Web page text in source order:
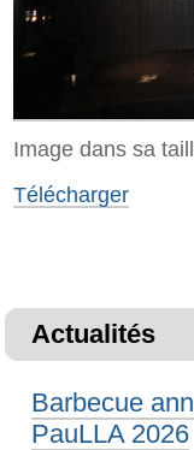
Image dans sa
Télécharger
Actualités
Barbecue
PauLLA 2026